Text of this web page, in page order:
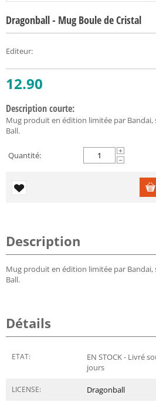
Dragonball - Mug Boule de Cristal
Editeur:
12.90
Description courte:
Mug produit en édition limitée par Bandai,
Ball.
Quantité:
+
−
Description
Mug produit en édition limitée par Bandai,
Ball.
Détails
ETAT:
EN STOCK - Livré
jours
LICENSE: Dragonball